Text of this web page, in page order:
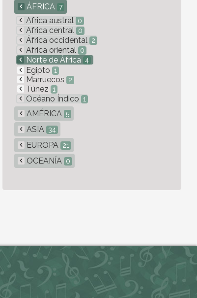
ÁFRICA 7
Africa austral 0
Africa central 0
África occidental 2
Africa oriental 0
Norte de África 4
Egipto 1
Marruecos 2
Túnez 1
Océano Índico 1
AMÉRICA 5
ASIA 34
EUROPA 21
OCEANÍA 0